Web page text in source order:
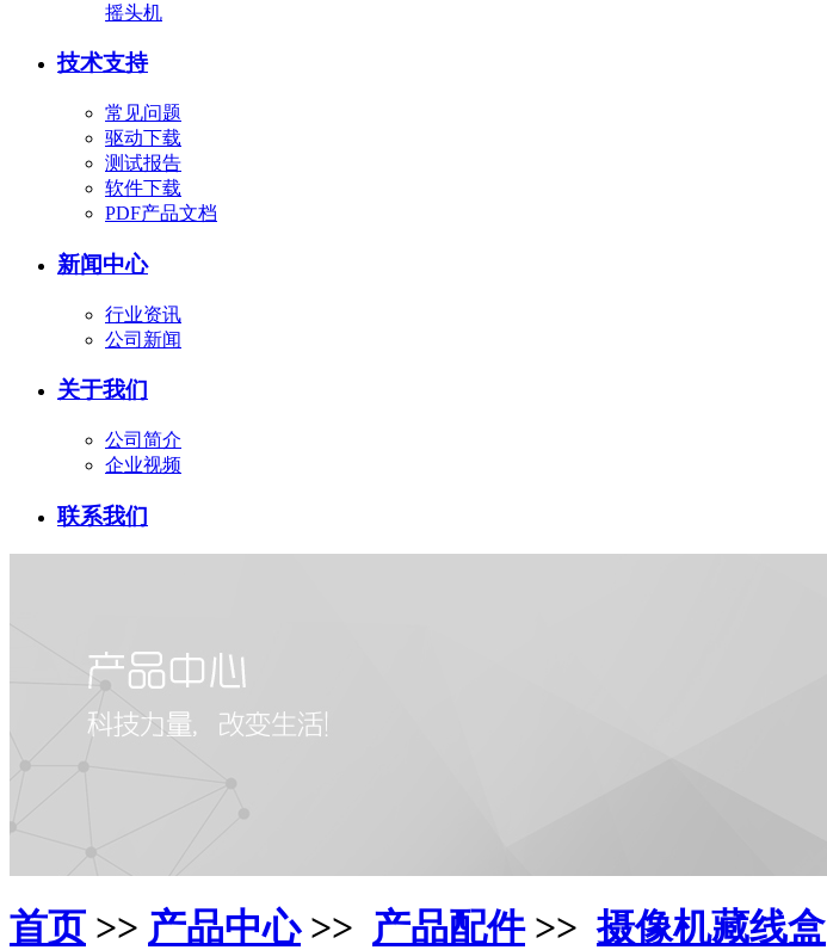
摇头机
技术支持
常见问题
驱动下载
测试报告
软件下载
PDF产品文档
新闻中心
行业资讯
公司新闻
关于我们
公司简介
企业视频
联系我们
首页 >> 产品中心>> 产品配件>>摄像机藏线盒